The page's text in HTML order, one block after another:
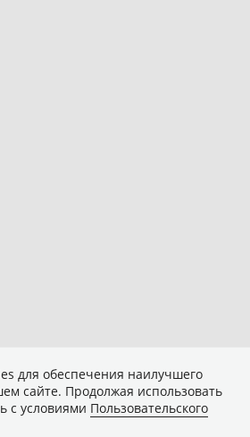
для обеспечения наилучшего
сайте. Продолжая использовать
с условиями Пользовательского